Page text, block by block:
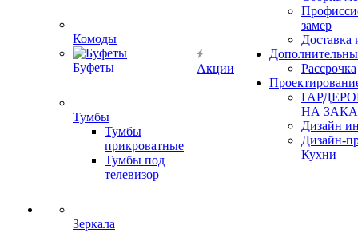
Комоды
Буфеты
Тумбы
Тумбы
прикроватные
Тумбы под
телевизор
Зеркала
Акции
замер
Доставка
Рассрочка
НА
Дизайн
Дизайн-
Кухни